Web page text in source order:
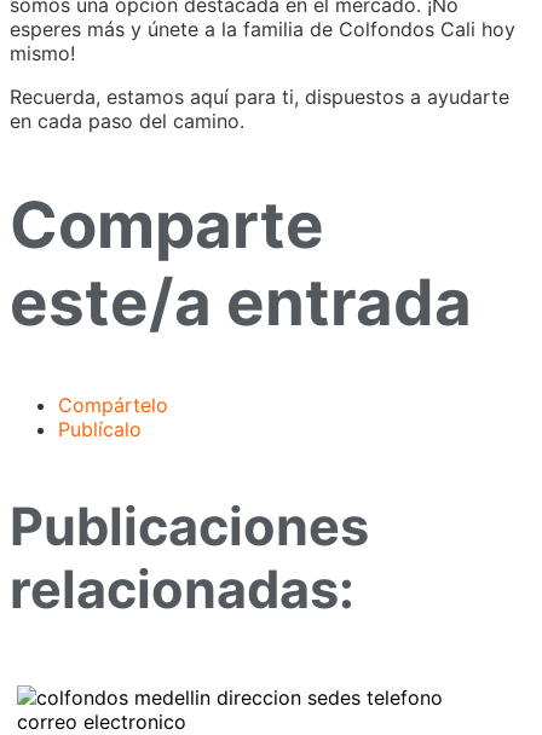
esperes más y únete a la familia de Colfondos Cali hoy
mismo!
Recuerda, estamos aquí para ti, dispuestos a ayudarte
en cada paso del camino.
Comparte
este/a entrada
Compártelo
Publícalo
Publicaciones
relacionadas: